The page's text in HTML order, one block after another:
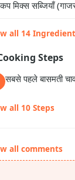
कप मिक्स सब्जियाँ
all 14
Steps
सबसे पहले बासमती
all 10 Steps
all comments